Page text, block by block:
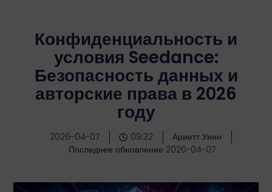
Конфиденциальность и
условия Seedance:
Безопасность данных и
авторские права в 2026
году
2026-04-07 09:32
Ариетт Уинн
Последнее обновление 2026-04-07